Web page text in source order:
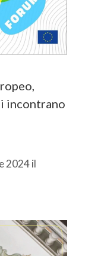
incontrano
2024 il